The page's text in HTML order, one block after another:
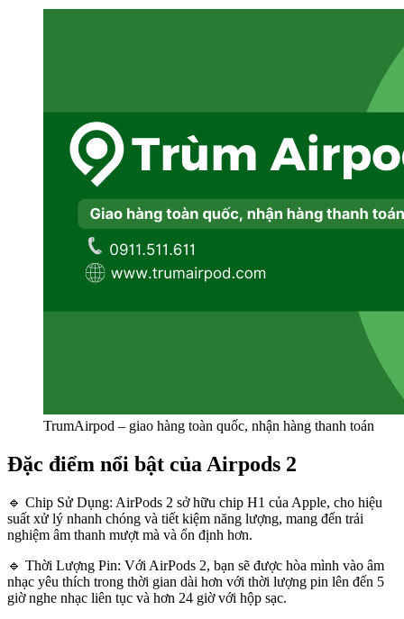
TrumAirpod – giao hàng toàn quốc, nhận hàng thanh toán
Đặc điểm nổi bật của Airpods 2
🔹 Chip Sử Dụng: AirPods 2 sở hữu chip H1 của Apple, cho hiệu
suất xử lý nhanh chóng và tiết kiệm năng lượng, mang đến trải
nghiệm âm thanh mượt mà và ổn định hơn.
🔹 Thời Lượng Pin: Với AirPods 2, bạn sẽ được hòa mình vào âm
nhạc yêu thích trong thời gian dài hơn với thời lượng pin lên đến 5
giờ nghe nhạc liên tục và hơn 24 giờ với hộp sạc.